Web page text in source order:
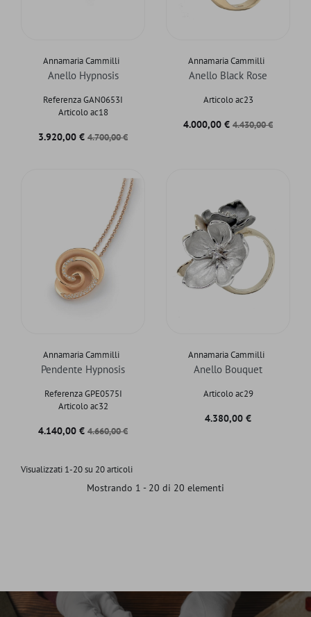
Annamaria Cammilli
Anello Hypnosis
Referenza GAN0653I
Articolo ac18
Prezzo
3.920,00 € Prezzo base
4.700,00 €
Annamaria Cammilli
Anello Black Rose
Articolo ac23
Prezzo
4.000,00 € Prezzo base
4.430,00 €
Annamaria Cammilli
Pendente Hypnosis
Referenza GPE0575I
Articolo ac32
Prezzo
4.140,00 € Prezzo base
4.660,00 €
Annamaria Cammilli
Anello Bouquet
Articolo ac29
Prezzo
4.380,00 €
Visualizzati 1-20 su 20 articoli
Mostrando 1 - 20 di 20 elementi